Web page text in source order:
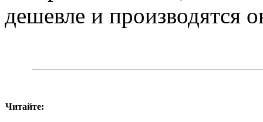
дешевле и производятся
Читайте: